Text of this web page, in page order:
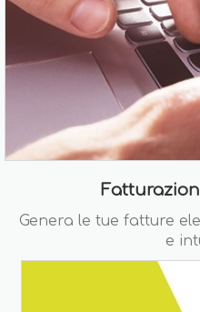
Genera le tue fatture
e